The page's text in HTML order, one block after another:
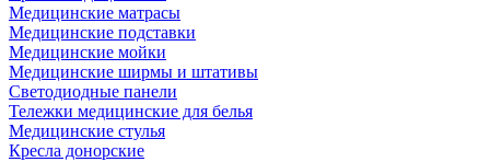
Медицинские матрасы
Медицинские подставки
Медицинские мойки
Медицинские ширмы и штативы
Светодиодные панели
Тележки медицинские для белья
Медицинские стулья
Кресла донорские